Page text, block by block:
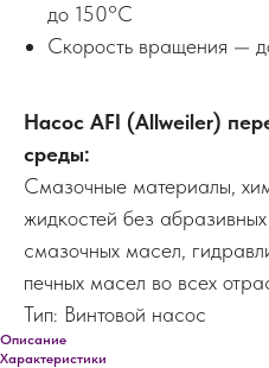
до 150°C
Скорость вращения —
Насос AFI (Allweiler)
среды:
Смазочные материалы,
жидкостей без
смазочных масел,
печных масел во всех
Тип: Винтовой насос
Описание
Характеристики